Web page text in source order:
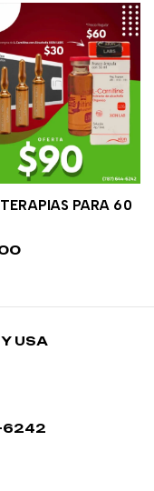
AL CARRITO
PARA 60
USA
6242